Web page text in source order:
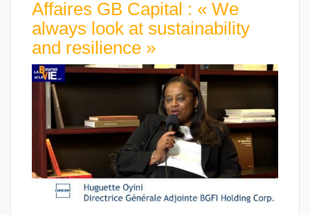
Affaires GB Capital : « We
always look at sustainability
and resilience »